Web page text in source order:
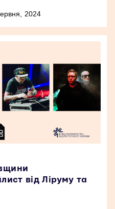
2024
від Ліруму та